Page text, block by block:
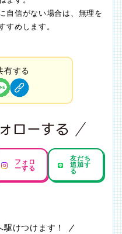
自信がない場合は、無理を
すめします。
有する
フォロ
ーする
友だち
追加す
る
けつけます！